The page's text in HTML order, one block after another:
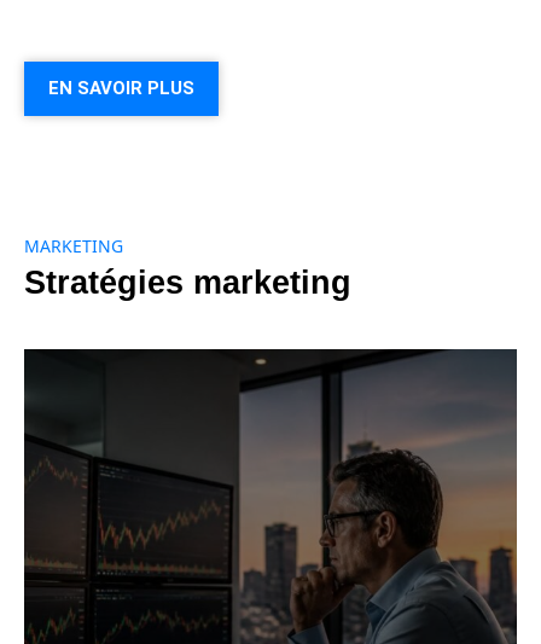
EN SAVOIR PLUS
MARKETING
Stratégies marketing